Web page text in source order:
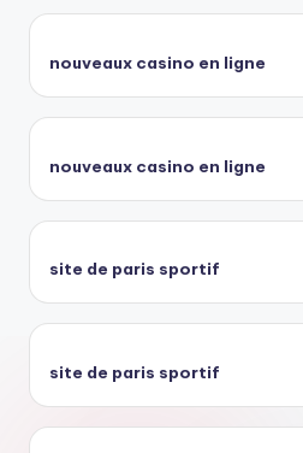
nouveaux casino en ligne
nouveaux casino en ligne
site de paris sportif
site de paris sportif